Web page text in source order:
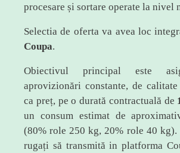
procesare și sortare operate la nivel
Selectia de oferta va avea loc
Coupa.
Obiectivul principal este
aprovizionări constante, de
ca preț, pe o durată contractuală de
un consum estimat de
(80% role 250 kg, 20% role 40
rugați să transmită in platforma